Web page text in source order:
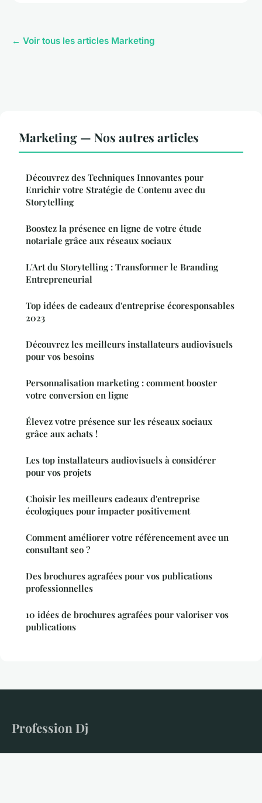
← Voir tous les articles Marketing
Marketing — Nos autres articles
Découvrez des Techniques Innovantes pour
Enrichir votre Stratégie de Contenu avec du
Storytelling
Boostez la présence en ligne de votre étude
notariale grâce aux réseaux sociaux
L'Art du Storytelling : Transformer le Branding
Entrepreneurial
Top idées de cadeaux d'entreprise écoresponsables
2023
Découvrez les meilleurs installateurs audiovisuels
pour vos besoins
Personnalisation marketing : comment booster
votre conversion en ligne
Élevez votre présence sur les réseaux sociaux
grâce aux achats !
Les top installateurs audiovisuels à considérer
pour vos projets
Choisir les meilleurs cadeaux d'entreprise
écologiques pour impacter positivement
Comment améliorer votre référencement avec un
consultant seo ?
Des brochures agrafées pour vos publications
professionnelles
10 idées de brochures agrafées pour valoriser vos
publications
Profession Dj